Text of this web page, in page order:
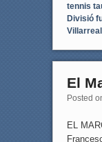
tennis
Divisió
El
Posted
EL